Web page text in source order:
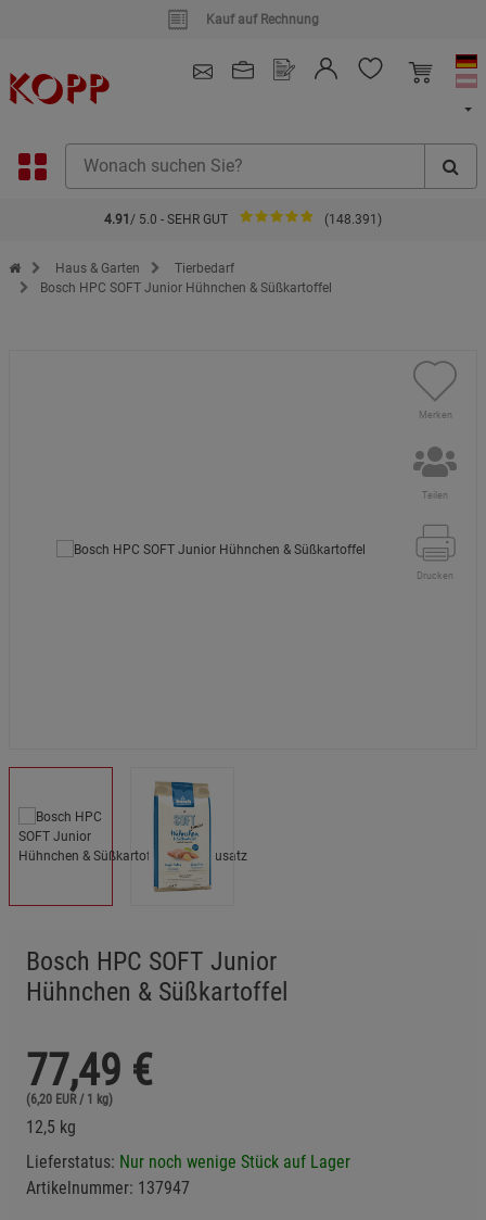
Kauf auf Rechnung
4.91 / 5.0 - SEHR GUT (148.391)
Zur Startseite des Kopp Verlag Online-Shop
Haus & Garten
Tierbedarf
Bosch HPC SOFT Junior Hühnchen & Süßkartoffel
Merken
Teilen
Drucken
Bosch HPC SOFT Junior
Hühnchen & Süßkartoffel
77,49 €
(6,20 EUR / 1 kg)
12,5 kg
Lieferstatus: Nur noch wenige Stück auf Lager
Artikelnummer: 137947